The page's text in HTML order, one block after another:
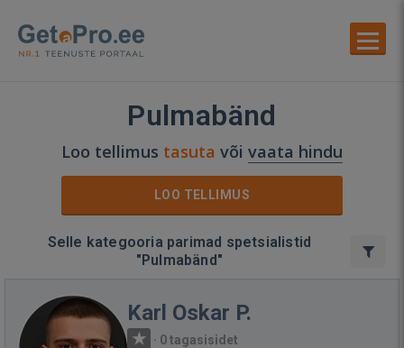
Pulmabänd
Loo tellimus tasuta või vaata hindu
LOO TELLIMUS
Selle kategooria parimad spetsialistid
"Pulmabänd"
Karl Oskar P.
· 0 tagasisidet